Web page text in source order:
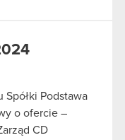
Spółki Podstawa
o ofercie –
CD